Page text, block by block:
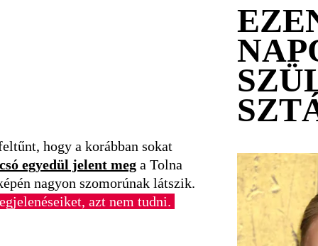
hogy a korábban sokat
egyedül jelent meg a Tolna
nagyon szomorúnak látszik.
azt nem tudni.